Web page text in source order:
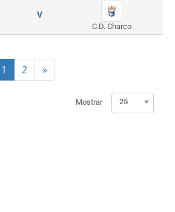
V
C.D. Charco
1 2 »
Mostrar 25